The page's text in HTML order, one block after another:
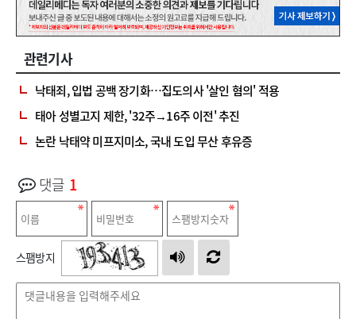
관련기사
낙태죄, 입법 공백 장기화…집도의사 '살인 혐의' 적용
태아 성별고지 제한, '32주→16주 이전' 추진
논란 낙태약 미프지미소, 국내 도입 무산 후유증
댓글 1
스팸방지